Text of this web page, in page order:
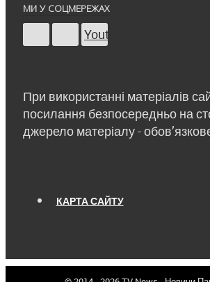
МИ У СОЦМЕРЕЖАХ
Youtube
При використанні матеріалів
посилання безпосередньо на
джерело матеріалу -
КАРТА САЙТУ